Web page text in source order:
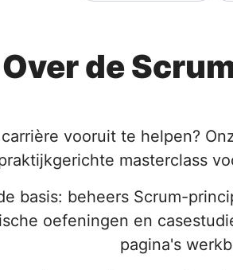
Over de
vooruit te helpen?
masterclass
basis: beheers Scrum-
oefeningen en
pagina's